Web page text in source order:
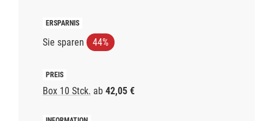
Sie sparen 44%
Box 10 Stck. ab 42,05 €